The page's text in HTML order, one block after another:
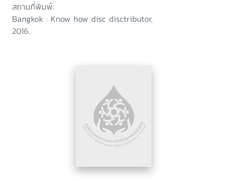
สถานที่พิมพ์:
Bangkok : Know how disc disctributor,
2016.